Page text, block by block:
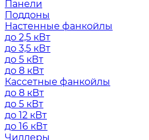
Панели
Поддоны
Настенные фанкойлы
до 2,5 кВт
до 3,5 кВт
до 5 кВт
до 8 кВт
Кассетные фанкойлы
до 8 кВт
до 5 кВт
до 12 кВт
до 16 кВт
Чиллеры